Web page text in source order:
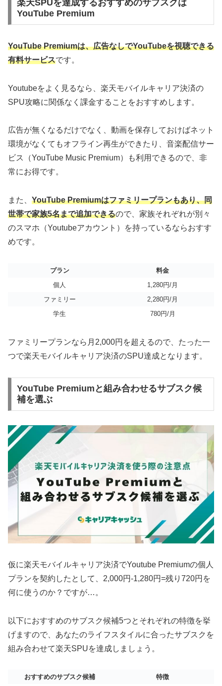
楽天SPUを達成するおすすめのサブスクは
YouTube Premium
YouTube Premiumは、広告なしでYouTubeを視聴できる
有料サービスです。
Youtubeをよく見るなら、楽天モバイルキャリア決済の
SPU攻略に関係なく課金することをおすすめします。
広告が無くなるだけでなく、動画を保存しておけばネット
環境がなくてもオフライン再生ができたり、音楽配信サー
ビス（YouTube Music Premium）も利用できるので、非
常にお得です。
また、 YouTube Premiumはファミリープランもあり、同
世帯で家族5名まで追加できるので、家族それぞれが別々
のスマホ（Youtubeアカウント）を持っているならおすす
めです。
プラン
料金
個人
1,280円​/月
ファミリー
2,280​円/月
学生
780​円/月
ファミリープランなら月2,000円を超えるので、たった一
つで楽天モバイルキャリア決済のSPU達成となります。
YouTube Premiumと組み合わせるサブスク候
補を選ぶ
仮に楽天モバイルキャリア決済でYoutube Premiumの個人
プランを契約したとして、2,000円-1,280円=残り720円を
何に使うのか？ですが…。
以下におすすめのサブスク候補5つとそれぞれの特徴を挙
げますので、あなたのライフスタイルに合ったサブスクを
組み合わせて楽天SPUを達成しましょう。
おすすめのサブスク候補
特徴